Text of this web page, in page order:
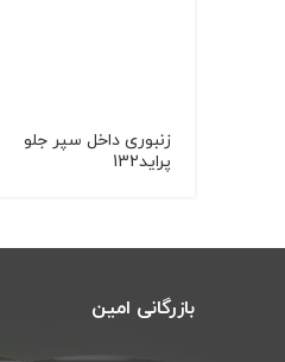
زنبوری داخل سپر جلو
پراید132
بازرگانی امین